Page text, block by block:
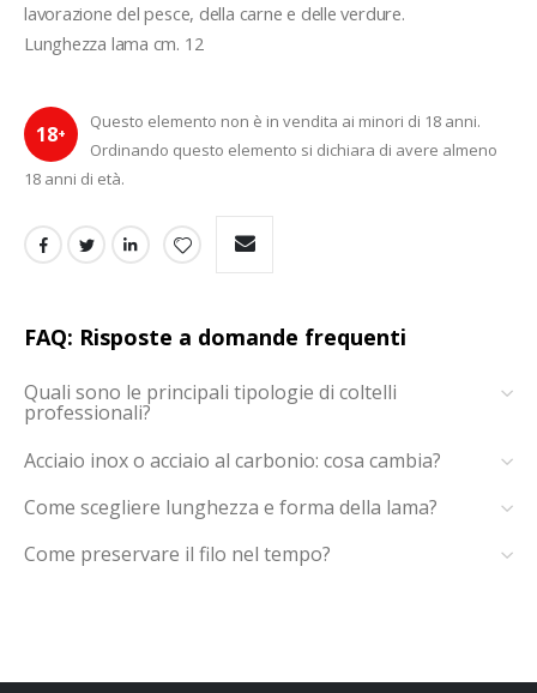
lavorazione del pesce, della carne e delle verdure.
Lunghezza lama cm. 12
18+
Questo elemento non è in vendita ai minori di 18 anni.
Ordinando questo elemento si dichiara di avere almeno
18 anni di età.
FAQ: Risposte a domande frequenti
Quali sono le principali tipologie di coltelli
professionali?
Acciaio inox o acciaio al carbonio: cosa cambia?
Come scegliere lunghezza e forma della lama?
Come preservare il filo nel tempo?